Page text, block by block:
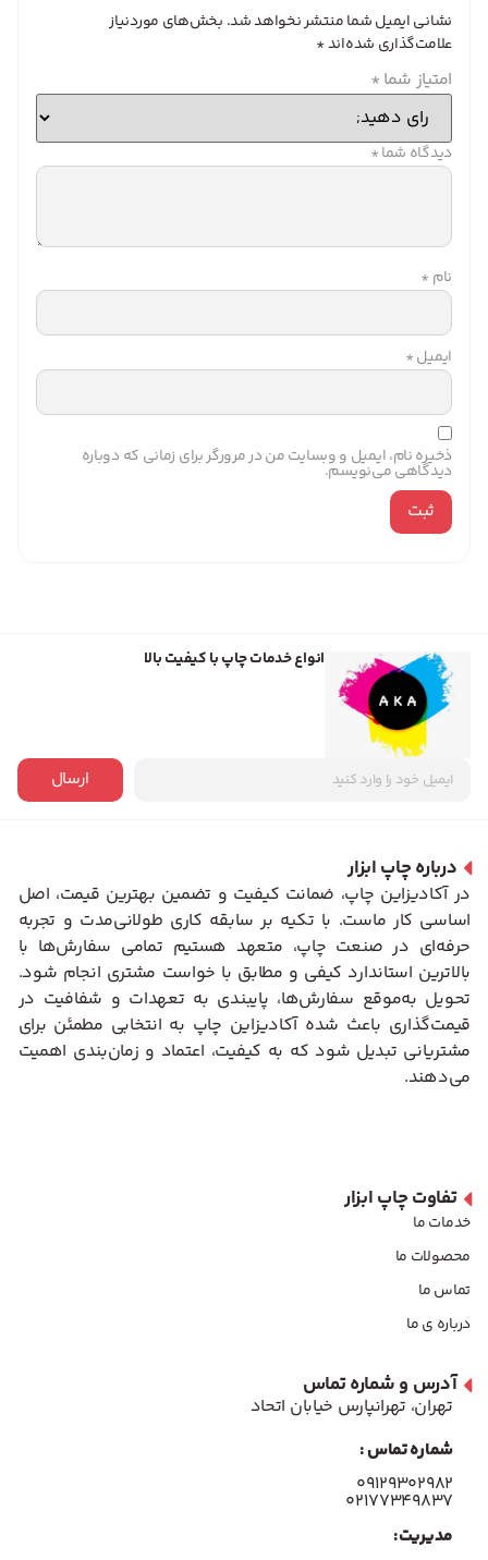
نشانی ایمیل شما منتشر نخواهد شد. بخش‌های موردنیاز
علامت‌گذاری شده‌اند*
امتیاز شما *
دیدگاه شما*
نام *
ایمیل*
ذخیره نام، ایمیل و وبسایت من در مرورگر برای زمانی که دوباره
دیدگاهی می‌نویسم.
انواع خدمات چاپ با کیفیت بالا
ارسال
درباره چاپ ابزار
در آکادیزاین چاپ، ضمانت کیفیت و تضمین بهترین قیمت، اصل
اساسی کار ماست. با تکیه بر سابقه کاری طولانی‌مدت و تجربه
حرفه‌ای در صنعت چاپ، متعهد هستیم تمامی سفارش‌ها با
بالاترین استاندارد کیفی و مطابق با خواست مشتری انجام شود.
تحویل به‌موقع سفارش‌ها، پایبندی به تعهدات و شفافیت در
قیمت‌گذاری باعث شده آکادیزاین چاپ به انتخابی مطمئن برای
مشتریانی تبدیل شود که به کیفیت، اعتماد و زمان‌بندی اهمیت
می‌دهند.
تفاوت چاپ ابزار
خدمات ما
محصولات ما
تماس ما
درباره ی ما
آدرس و شماره تماس
تهران، تهرانپارس خیابان اتحاد
شماره تماس :
۰۹۱۲۹۳۰۲۹۸۲
۰۲۱۷۷۳۴۹۸۳۷
مدیریت: